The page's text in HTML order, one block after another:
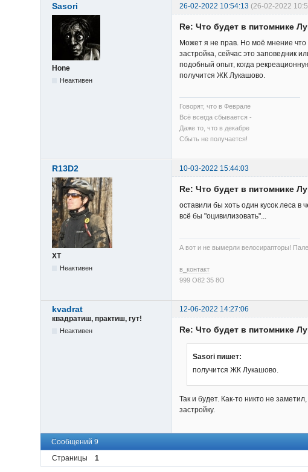
Sasori 26-02-2022 10:54:13 (26-02-2022
Hone
Неактивен
Re: Что будет в питомнике
Может я не прав. Но моё мнение что
застройка, сейчас это заповедник
подобный опыт, когда
получится ЖК Лукашово.
Говорят, что в Феврале
Всё всегда сбывается -
Даже то, что в декабре
Сбыть не получается!
R13D2 10-03-2022 15:44:03
XT
Неактивен
Re: Что будет в питомнике
оставили бы хоть один кусок леса в
всё бы "оцивилизовать"...
А вот и не вымерли велосирапторы!
в_контакт
999 О82 35 8О
kvadrat
12-06-2022 14:27:06
квадратиш, практиш, гут!
Неактивен Re: Что будет в питомнике
Sasori пишет:
получится ЖК Лукашово.
Так и будет. Как-то никто не
застройку.
Сообщений 9
Страницы
1